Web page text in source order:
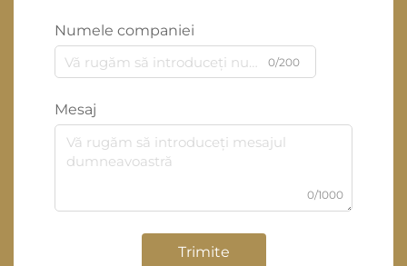
Numele companiei
0/200
Mesaj
0/1000
Trimite